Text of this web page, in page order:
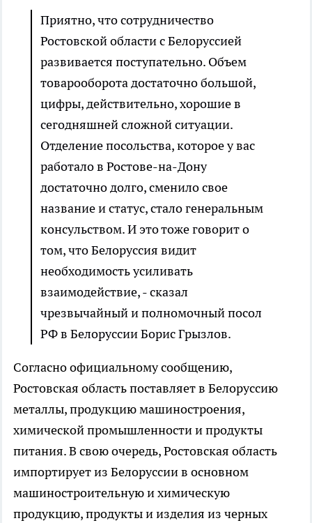
Приятно, что сотрудничество
Ростовской области с Белоруссией
развивается поступательно. Объем
товарооборота достаточно большой,
цифры, действительно, хорошие в
сегодняшней сложной ситуации.
Отделение посольства, которое у вас
работало в Ростове-на-Дону
достаточно долго, сменило свое
название и статус, стало генеральным
консульством. И это тоже говорит о
том, что Белоруссия видит
необходимость усиливать
взаимодействие, - сказал
чрезвычайный и полномочный посол
РФ в Белоруссии Борис Грызлов.
Согласно официальному сообщению,
Ростовская область поставляет в Белоруссию
металлы, продукцию машиностроения,
химической промышленности и продукты
питания. В свою очередь, Ростовская область
импортирует из Белоруссии в основном
машиностроительную и химическую
продукцию, продукты и изделия из черных